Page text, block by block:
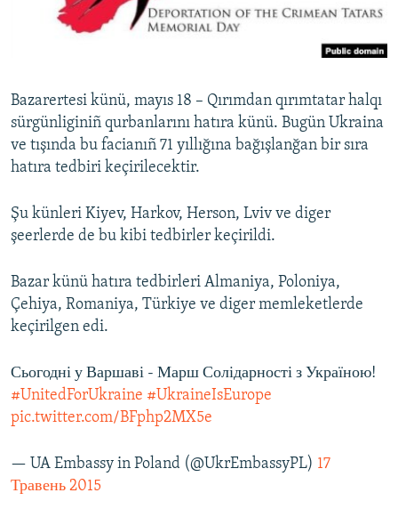
Русский
QOŞULIÑIZ!
Bazarertesi künü, mayıs 18 – Qırımdan qırımtatar halqı
sürgünliginiñ qurbanlarını hatıra künü. Bugün Ukraina
ve tışında bu facianıñ 71 yıllığına bağışlanğan bir sıra
hatıra tedbiri keçirilecektir.
Şu künleri Kiyev, Harkov, Herson, Lviv ve diger
şeerlerde de bu kibi tedbirler keçirildi.
Bazar künü hatıra tedbirleri Almaniya, Poloniya,
Çehiya, Romaniya, Türkiye ve diger memleketlerde
keçirilgen edi.
Сьогодні у Варшаві - Марш Солідарності з Україною!
#UnitedForUkraine #UkraineIsEurope
pic.twitter.com/BFphp2MX5e
— UA Embassy in Poland (@UkrEmbassyPL) 17
Травень 2015